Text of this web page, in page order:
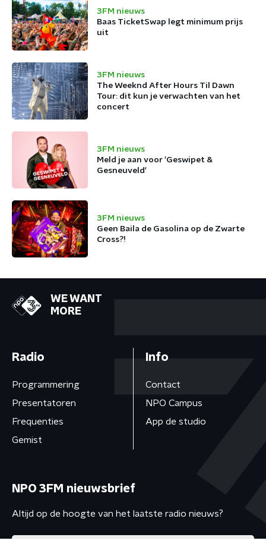
3FM nieuws
Baas TicketSwap legt minimum prijs
uit
3FM nieuws
The Weeknd After Hours Til Dawn
Tour: dit kun je verwachten van het
concert
3FM nieuws
Meld je aan voor 'Geswipet &
Gesneuveld'
3FM nieuws
Geen Baila de Gasolina op de Zwarte
Cross?!
WE WANT
MORE
Radio
Programmering
Presentatoren
Frequenties
Gemist
Info
Contact
NPO Campus
App de studio
NPO 3FM nieuwsbrief
Altijd op de hoogte van het laatste radio nieuws?